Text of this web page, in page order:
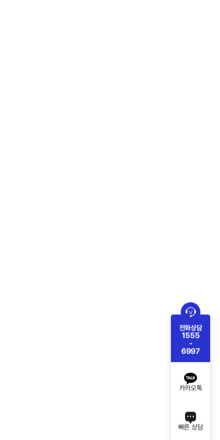
전화상담
1555
-
6997
카카오톡
빠른 상담